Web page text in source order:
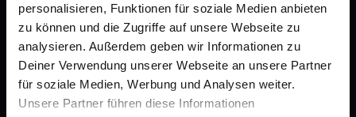
personalisieren, Funktionen für soziale Medien anbieten
zu können und die Zugriffe auf unsere Webseite zu
analysieren. Außerdem geben wir Informationen zu
Deiner Verwendung unserer Webseite an unsere Partner
für soziale Medien, Werbung und Analysen weiter.
Unsere Partner führen diese Informationen
gesund-versorger.de
Sanitätshäuser
Datenschutz
AGB